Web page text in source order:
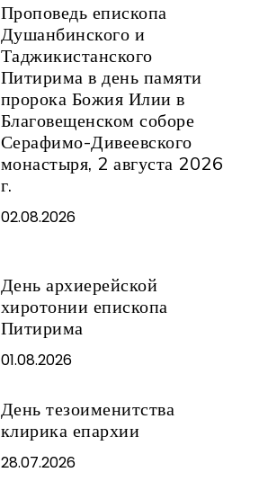
Проповедь епископа
Душанбинского и
Таджикистанского
Питирима в день памяти
пророка Божия Илии в
Благовещенском соборе
Серафимо-Дивеевского
монастыря, 2 августа 2026
г.
02.08.2026
День архиерейской
хиротонии епископа
Питирима
01.08.2026
День тезоименитства
клирика епархии
28.07.2026